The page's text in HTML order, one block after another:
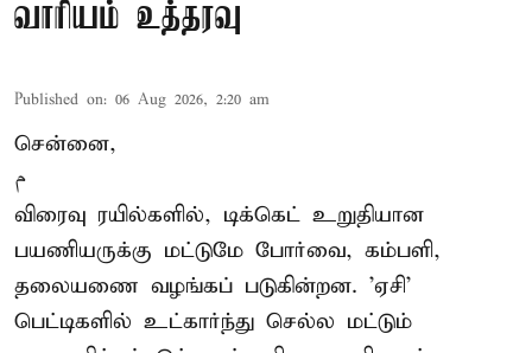
வாரியம் உத்தரவு
Published on: 06 Aug 2026, 2:20 am
சென்னை,
م
விரைவு ரயில்களில், டிக்கெட் உறுதியான
பயணியருக்கு மட்டுமே போர்வை, கம்பளி,
தலையணை வழங்கப் படுகின்றன. 'ஏசி'
பெட்டிகளில் உட்கார்ந்து செல்ல மட்டும்